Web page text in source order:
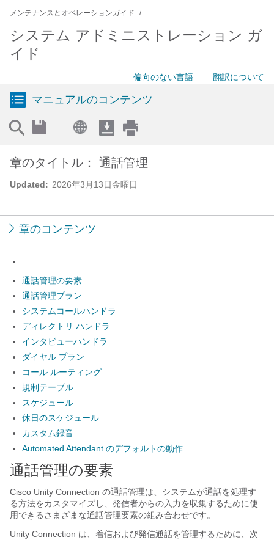
メンテナンスとオペレーションガイド
システム アドミニストレーション ガ
イド
偏向のない言語 翻訳について
マニュアルのコンテンツ
Updated: 2026年3月13日金曜日
章のタイトル： 通話管理
章のコンテンツ
通話管理の要素
通話管理プラン
システムコールハンドラ
ディレクトリ ハンドラ
インタビューハンドラ
ダイヤル プラン
コール ルーティング
規制テーブル
スケジュール
休日のスケジュール
カスタム録音
Automated Attendant のデフォルトの動作
通話管理の要素
Cisco Unity Connection の通話管理は、システムが通話を処理す
る方法をカスタマイズし、発信者からの入力を収集するために使
用できるさまざまな通話管理要素の組み合わせです。
Unity Connection は、着信および発信通話を管理するために、次